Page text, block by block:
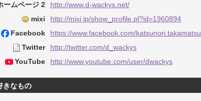
ームページ 2
http://www.d-wackys.net/
mixi
http://mixi.jp/show_profile.pl?id=1960894
Facebook
https://www.facebook.com/katsunori.takamatsu
Twitter
http://twitter.com/d_wackys
YouTube
http://www.youtube.com/user/dwackys
きなもの